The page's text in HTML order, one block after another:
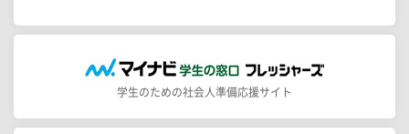
学生のための社会人準備応援サイト